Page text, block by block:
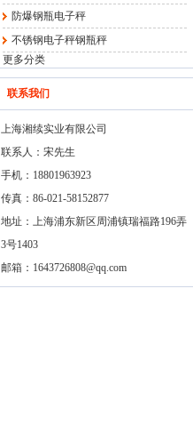
防爆钢瓶电子秤
不锈钢电子秤钢瓶秤
更多分类
联系我们
上海湘续实业有限公司
联系人：宋先生
手机：18801963923
传真：86-021-58152877
地址：上海浦东新区周浦镇瑞福路196弄
3号1403
邮箱： 1643726808@qq.com